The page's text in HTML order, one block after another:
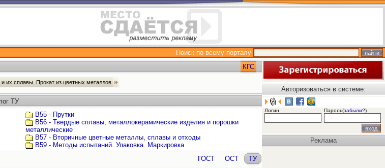
Поиск по всему порталу
КГС
их сплавы. Прокат из цветных металлов
ТУ
В55 - Прутки
В56 - Твердые сплавы, металлокерамические изделия и порошки
металлические
В57 - Вторичные цветные металлы, сплавы и отходы
В59 - Методы испытаний. Упаковка. Маркировка
ГОСТ ОСТ ТУ
Авторизоваться в системе:
Логин Пароль(забыли?)
Реклама